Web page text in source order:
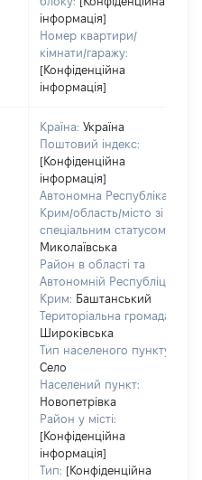
інформація]
Номер квартири/
кімнати/гаражу:
[Конфіденційна
інформація]
Країна: Україна
Поштовий індекс:
[Конфіденційна
інформація]
Автономна Республіка
Крим/область/місто зі
спеціальним статусом:
Миколаївська
Район в області та
Автономній Республіці
Крим: Баштанський
Територіальна громада:
Широківська
Тип населеного пункту:
Село
Населений пункт:
Новопетрівка
Район у місті:
[Конфіденційна
інформація]
Тип: [Конфіденційна